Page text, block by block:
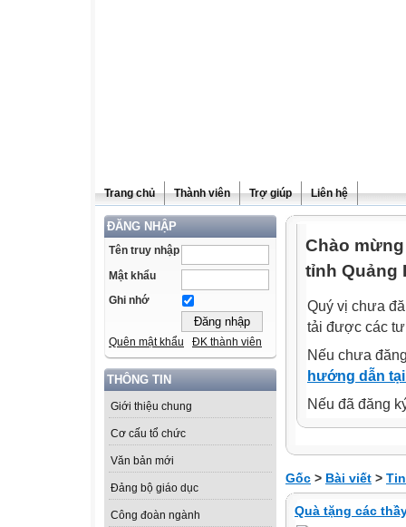
Trang chủ Thành viên Trợ giúp Liên hệ
ĐĂNG NHẬP
Tên truy nhập
Mật khẩu
Ghi nhớ
Quên mật khẩu ĐK thành viên
THÔNG TIN
Giới thiệu chung
Cơ cấu tổ chức
Văn bản mới
Đảng bộ giáo dục
Công đoàn ngành
Chào
tỉnh Quảng
Quý vị chưa
tải được các
Nếu chưa
hướng dẫn
Nếu đã đăng
Gốc > Bài viết >
Quà tặng các